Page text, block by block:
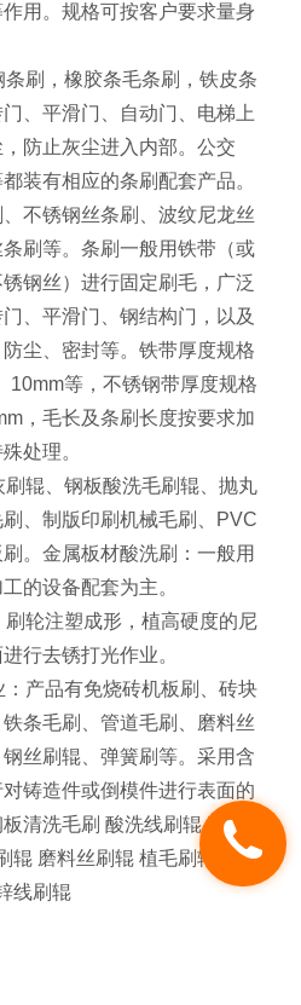
用。规格可按客户要求量身
刷，橡胶条毛条刷，铁皮条
、平滑门、自动门、电梯上
防止灰尘进入内部。公交
装有相应的条刷配套产品。
不锈钢丝条刷、波纹尼龙丝
刷等。条刷一般用铁带（或
钢丝）进行固定刷毛，广泛
、平滑门、钢结构门，以及
尘、密封等。铁带厚度规格
10mm等，不锈钢带厚度规格
，毛长及条刷长度按要求加
处理。
辊、钢板酸洗毛刷辊、抛丸
、制版印刷机械毛刷、PVC
。金属板材酸洗刷：一般用
的设备配套为主。
轮注塑成形，植高硬度的尼
行去锈打光作业。
产品有免烧砖机板刷、砖块
条毛刷、管道毛刷、磨料丝
丝刷辊、弹簧刷等。采用含
铸造件或倒模件进行表面的
清洗毛刷 酸洗线刷辊 毛刷辊
辊 磨料丝刷辊 植毛刷辊 不织
线刷辊